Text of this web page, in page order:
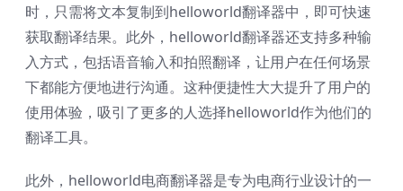
时，只需将文本复制到helloworld翻译器中，即可快速
获取翻译结果。此外，helloworld翻译器还支持多种输
入方式，包括语音输入和拍照翻译，让用户在任何场景
下都能方便地进行沟通。这种便捷性大大提升了用户的
使用体验，吸引了更多的人选择helloworld作为他们的
翻译工具。
此外，helloworld电商翻译器是专为电商行业设计的一